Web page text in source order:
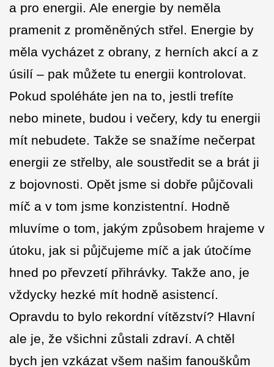
a pro energii. Ale energie by neměla
pramenit z proměněných střel. Energie by
měla vycházet z obrany, z herních akcí a z
úsilí – pak můžete tu energii kontrolovat.
Pokud spoléháte jen na to, jestli trefíte
nebo minete, budou i večery, kdy tu energii
mít nebudete. Takže se snažíme nečerpat
energii ze střelby, ale soustředit se a brát ji
z bojovnosti. Opět jsme si dobře půjčovali
míč a v tom jsme konzistentní. Hodně
mluvíme o tom, jakým způsobem hrajeme v
útoku, jak si půjčujeme míč a jak útočíme
hned po převzetí přihrávky. Takže ano, je
vždycky hezké mít hodně asistencí.
Opravdu to bylo rekordní vítězství? Hlavní
ale je, že všichni zůstali zdraví. A chtěl
bych jen vzkázat všem našim fanouškům